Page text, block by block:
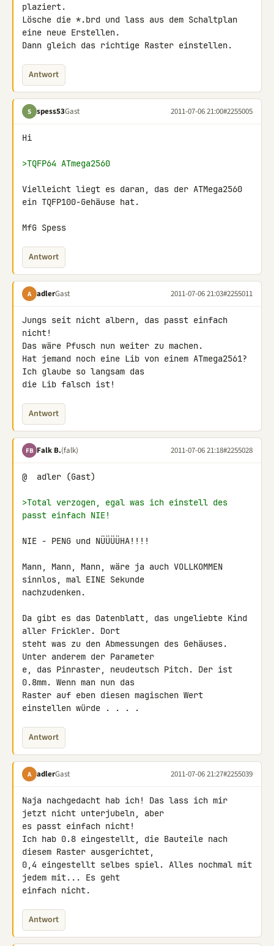
plaziert.
Lösche die *.brd und lass aus dem Schaltplan
eine neue Erstellen.
Dann gleich das richtige Raster einstellen.
Antwort
S spess53Gast 2011-07-06 21:00#2255005
Hi
>TQFP64 ATmega2560
Vielleicht liegt es daran, das der ATMega2560
ein TQFP100-Gehäuse hat.
MfG Spess
Antwort
A adlerGast 2011-07-06 21:03#2255011
Jungs seit nicht albern, das passt einfach
nicht!
Das wäre Pfusch nun weiter zu machen.
Hat jemand noch eine Lib von einem ATmega2561?
Ich glaube so langsam das
die Lib falsch ist!
Antwort
FB Falk B.(falk) 2011-07-06 21:18#2255028
@  adler (Gast)
>Total verzogen, egal was ich einstell des
passt einfach NIE!
NIE - PENG und NÜÜÜÜHA!!!!
Mann, Mann, Mann, wäre ja auch VOLLKOMMEN
sinnlos, mal EINE Sekunde
nachzudenken.
Da gibt es das Datenblatt, das ungeliebte Kind
aller Frickler. Dort
steht was zu den Abmessungen des Gehäuses.
Unter anderem der Parameter
e, das Pinraster, neudeutsch Pitch. Der ist
0.8mm. Wenn man nun das
Raster auf eben diesen magischen Wert
einstellen würde . . . .
Antwort
A adlerGast 2011-07-06 21:27#2255039
Naja nachgedacht hab ich! Das lass ich mir
jetzt nicht unterjubeln, aber
es passt einfach nicht!
Ich hab 0.8 eingestellt, die Bauteile nach
diesem Raster ausgerichtet,
0,4 eingestellt selbes spiel. Alles nochmal mit
jedem mit... Es geht
einfach nicht.
Antwort